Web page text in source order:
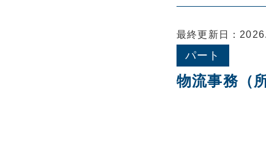
最終更新日：
パート
物流事務（